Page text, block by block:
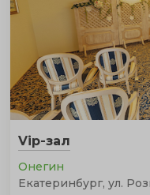
особенное место, мы
только проверенные
для элегантного
Vip-зал
Онегин
Екатеринбург, ул.